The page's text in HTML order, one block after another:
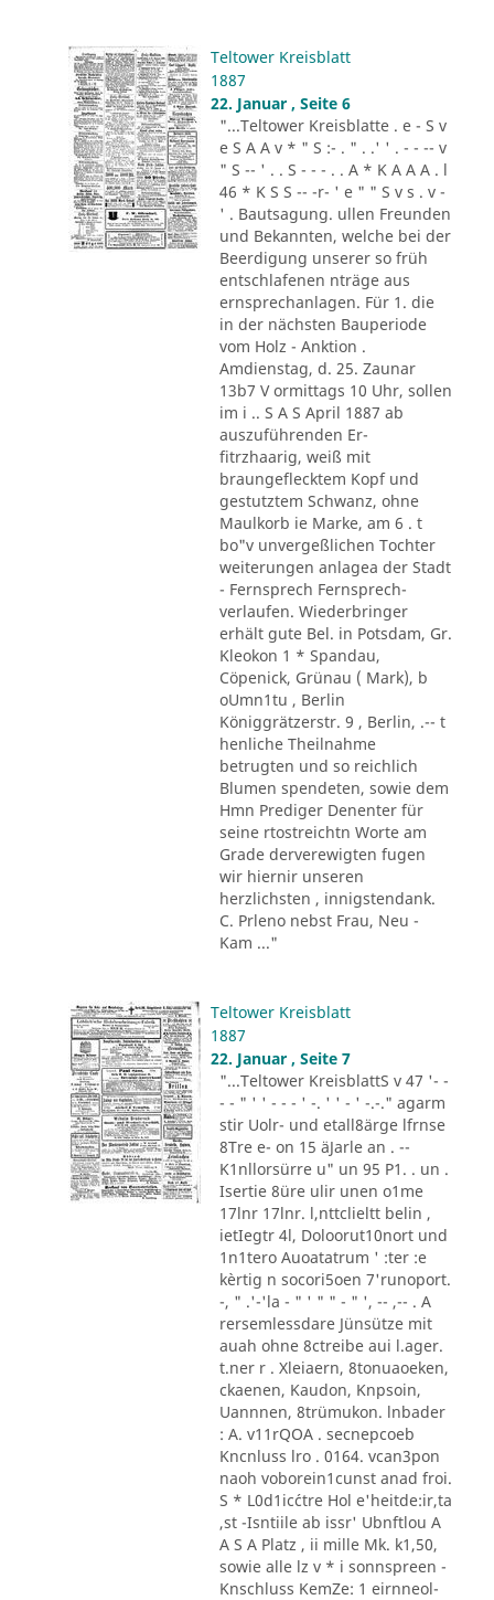
Teltower Kreisblatt
1887
22. Januar , Seite 6
"...Teltower Kreisblatte . e - S v
e S A A v * " S :- . " . .' ' . - - -- v
" S -- ' . . S - - - . . A * K A A A . l
46 * K S S -- -r- ' e " " S v s . v -
' . Bautsagung. ullen Freunden
und Bekannten, welche bei der
Beerdigung unserer so früh
entschlafenen nträge aus
ernsprechanlagen. Für 1. die
in der nächsten Bauperiode
vom Holz - Anktion .
Amdienstag, d. 25. Zaunar
13b7 V ormittags 10 Uhr, sollen
im i .. S A S April 1887 ab
auszuführenden Er-
fitrzhaarig, weiß mit
braungeflecktem Kopf und
gestutztem Schwanz, ohne
Maulkorb ie Marke, am 6 . t
bo"v unvergeßlichen Tochter
weiterungen anlagea der Stadt
- Fernsprech Fernsprech-
verlaufen. Wiederbringer
erhält gute Bel. in Potsdam, Gr.
Kleokon 1 * Spandau,
Cöpenick, Grünau ( Mark), b
oUmn1tu , Berlin
Königgrätzerstr. 9 , Berlin, .-- t
henliche Theilnahme
betrugten und so reichlich
Blumen spendeten, sowie dem
Hmn Prediger Denenter für
seine rtostreichtn Worte am
Grade derverewigten fugen
wir hiernir unseren
herzlichsten , innigstendank.
C. Prleno nebst Frau, Neu -
Kam ..."
Teltower Kreisblatt
1887
22. Januar , Seite 7
"...Teltower KreisblattS v 47 '- -
- - " ' ' - - - ' -. ' ' - ' -.-." agarm
stir Uolr- und etall8ärge lfrnse
8Tre e- on 15 äJarle an . --
K1nllorsürre u" un 95 P1. . un .
Isertie 8üre ulir unen o1me
17lnr 17lnr. l,nttclieltt belin ,
ietIegtr 4l, Doloorut10nort und
1n1tero Auoatatrum ' :ter :e
kèrtig n socori5oen 7'runoport.
-, " .'-'la - " ' " " - " ', -- ,-- . A
rersemlessdare Jünsütze mit
auah ohne 8ctreibe aui l.ager.
t.ner r . Xleiaern, 8tonuaoeken,
ckaenen, Kaudon, Knpsoin,
Uannnen, 8trümukon. lnbader
: A. v11rQOA . secnepcoeb
Kncnluss lro . 0164. vcan3pon
naoh voborein1cunst anad froi.
S * L0d1ic´ctre Hol e'heitde:ir,ta
,st -Isntiile ab issr' Ubnftlou A
A S A Platz , ii mille Mk. k1,50,
sowie alle lz v * i sonnspreen -
Knschluss KemZe: 1 eirnneol-